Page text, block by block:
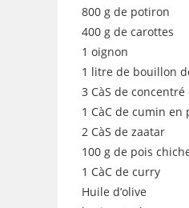
800 g de potiron
400 g de carottes
1 oignon
1 litre de bouillon
3 CàS de
1 CàC de cumin en
2 CàS de zaatar
100 g de pois
1 CàC de curry
Huile d’olive